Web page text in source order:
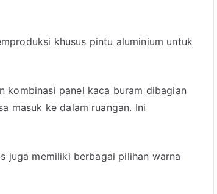
khusus pintu aluminium untuk
kombinasi panel kaca buram dibagian
masuk ke dalam ruangan. Ini
juga memiliki berbagai pilihan warna